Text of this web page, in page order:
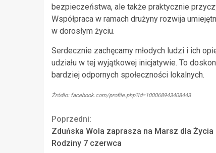
bezpieczeństwa, ale także praktycznie
Współpraca w ramach drużyny rozwija
w dorosłym życiu.
Serdecznie zachęcamy młodych ludzi i ich
udziału w tej wyjątkowej inicjatywie. To
bardziej odpornych społeczności lokalnych.
Źródło: facebook.com/profile.php?id=100068943408443
Continue
Reading
Poprzedni:
Zduńska Wola zaprasza na Marsz dla Życia
Rodziny 7 czerwca